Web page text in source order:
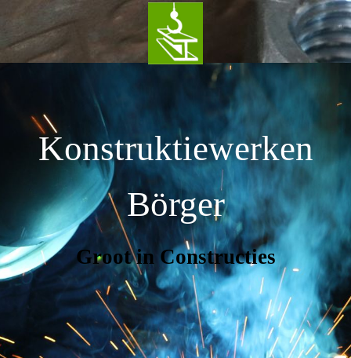
Konstruktiewerken
Börger
Groot in Constructies